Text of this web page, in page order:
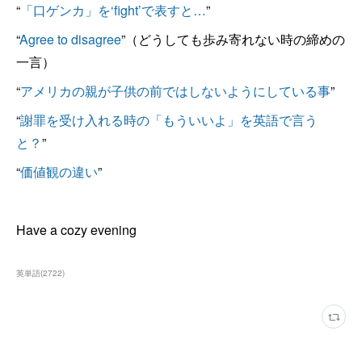
“ 「口ゲンカ」を‘fight’で表すと…”
“Agree to disagree”（どうしても歩み寄れない時の締めの
一言）
“アメリカの親が子供の前ではしないようにしている事”
“謝罪を受け入れる時の「もういいよ」を英語で言う
と？”
“価値観の違い”
Have a cozy evening
英単語(2722)